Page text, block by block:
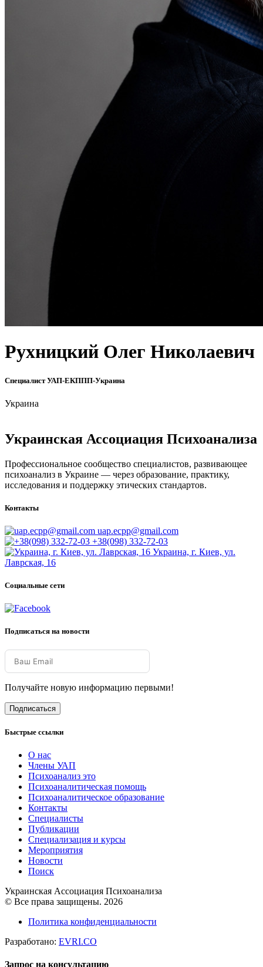
Рухницкий Олег Николаевич
Специалист УАП-ЕКППП-Украина
Украина
Украинская Ассоциация Психоанализа
Профессиональное сообщество специалистов, развивающее
психоанализ в Украине — через образование, практику,
исследования и поддержку этических стандартов.
Контакты
uap.ecpp@gmail.com
+38(098) 332-72-03
Украина, г. Киев, ул.
Лаврская, 16
Социальные сети
Подписаться на новости
Получайте новую информацию первыми!
Подписаться
Быстрые ссылки
О нас
Члены УАП
Психоанализ это
Психоаналитическая помощь
Психоаналитическое образование
Контакты
Специалисты
Публикации
Специализация и курсы
Мероприятия
Новости
Поиск
Украинская Ассоциация Психоанализа
© Все права защищены. 2026
Политика конфиденциальности
Разработано: EVRI.CO
Запрос на консультацию